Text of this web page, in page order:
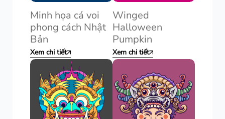
Minh họa cá voi
phong cách Nhật
Bản
Xem chi tiết
Winged
Halloween
Pumpkin
Xem chi tiết